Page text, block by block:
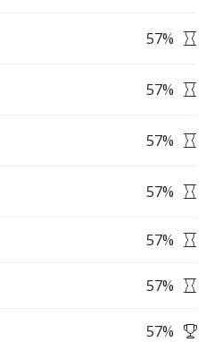
57%
57%
57%
57%
57%
57%
57%